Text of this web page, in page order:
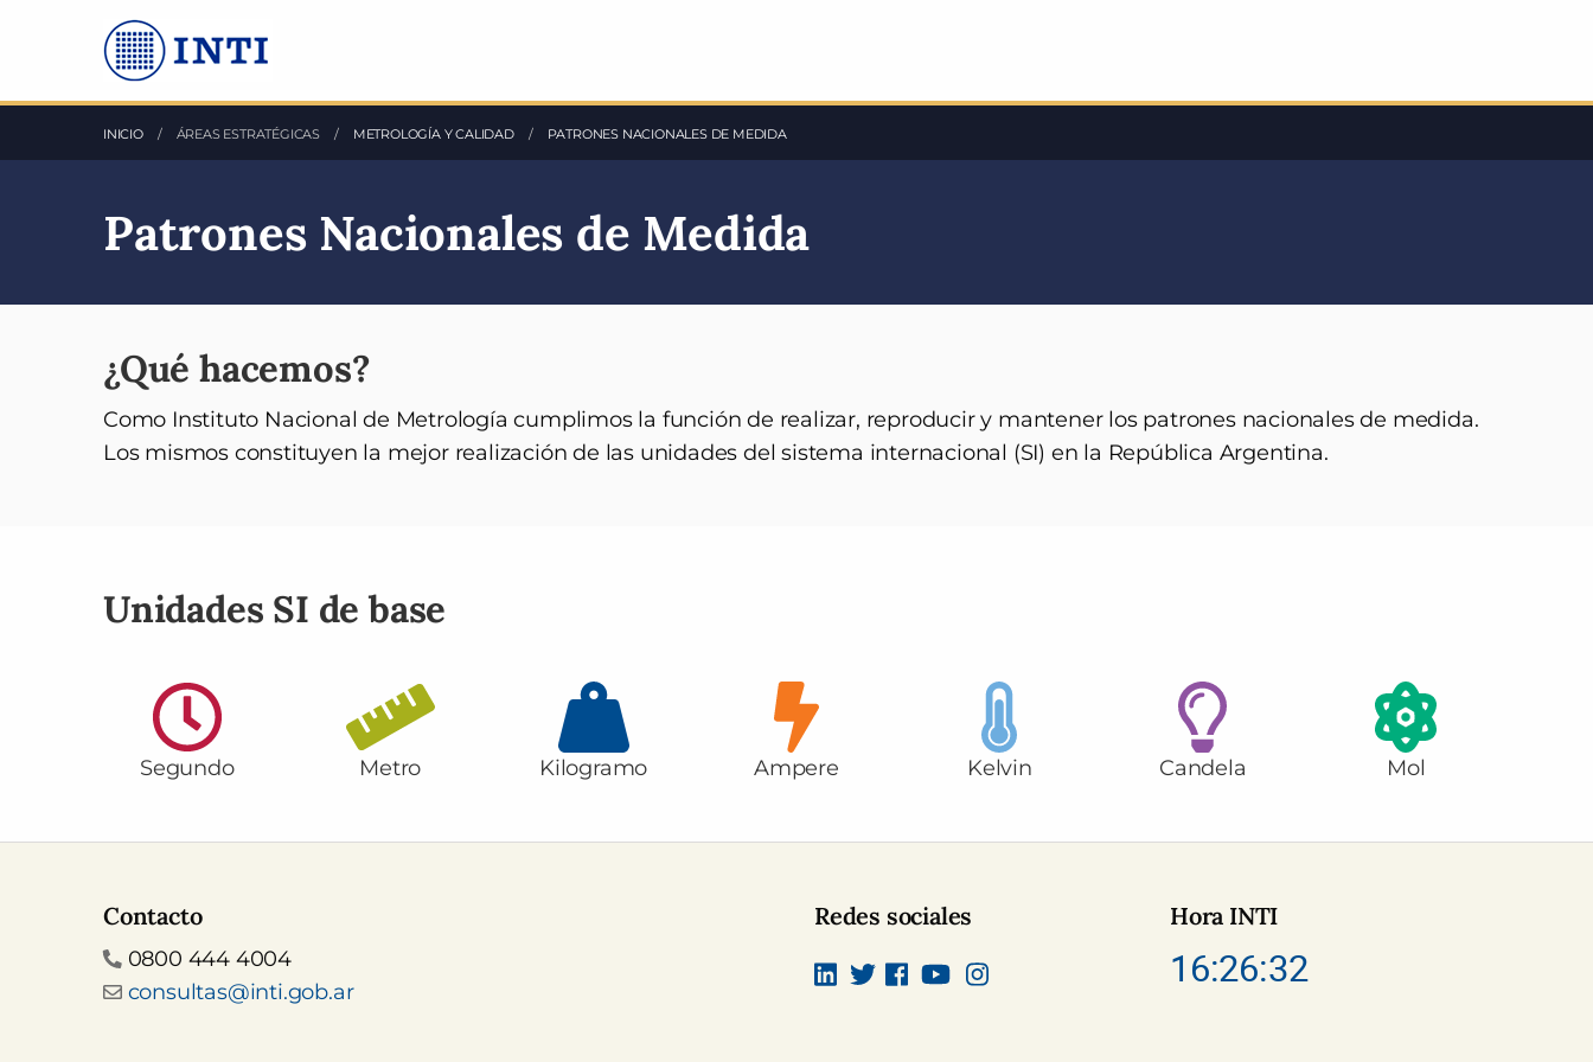
Saltea al Contenido principal
INICIO ÁREAS ESTRATÉGICAS METROLOGÍA Y CALIDAD ACTUAL:
PATRONES NACIONALES DE MEDIDA
Patrones Nacionales de Medida
¿Qué hacemos?
Como Instituto Nacional de Metrología cumplimos la función de realizar, reproducir y mantener los patrones nacionales de medida.
Los mismos constituyen la mejor realización de las unidades del sistema internacional (SI) en la República Argentina.
Unidades SI de base
Segundo Metro Kilogramo Ampere Kelvin Candela Mol
Contacto
Teléfono
0800 444 4004
Email
consultas@inti.gob.ar
Redes sociales Hora INTI
16:26:33